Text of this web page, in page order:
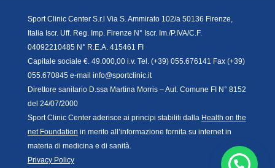
Sport Clinic Center S.r.l Via S. Ammirato 102/a 50136 Firenze,
Italia Iscr. Uff. Reg. Imp. Firenze N° Iscr. Im./P.IVA/C.F.
04092210485 N° R.E.A. 415461 FI
Capitale sociale €. 49.000,00 i.v. Tel. (+39) 055.676141 Fax (+39)
055.670845 e-mail info@sportclinic.it
Direttore sanitario D.ssa Martina Morris – Aut. Comune FI N° 8152
del 24/07/2000
Sport Clinic Center aderisce ai principi stabiliti dalla Health on the
net Foundation in merito all’informazione fornita su internet in
materia di medicina e di sanità.
Privacy Policy